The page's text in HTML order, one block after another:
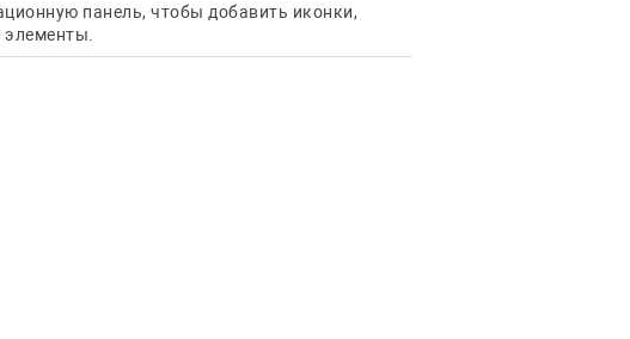
панель, чтобы добавить иконки,